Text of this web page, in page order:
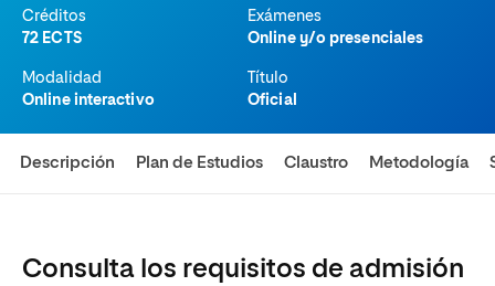
Créditos
72 ECTS
Exámenes
Online y/o presenciales
Modalidad
Online interactivo
Título
Oficial
Descripción Plan de Estudios Claustro Metodología
Consulta los requisitos de admisión